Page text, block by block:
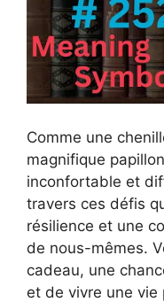
Comme une
magnifique
inconfortable et
travers ces défis
résilience et une
de nous-mêmes.
cadeau, une
et de vivre une vie